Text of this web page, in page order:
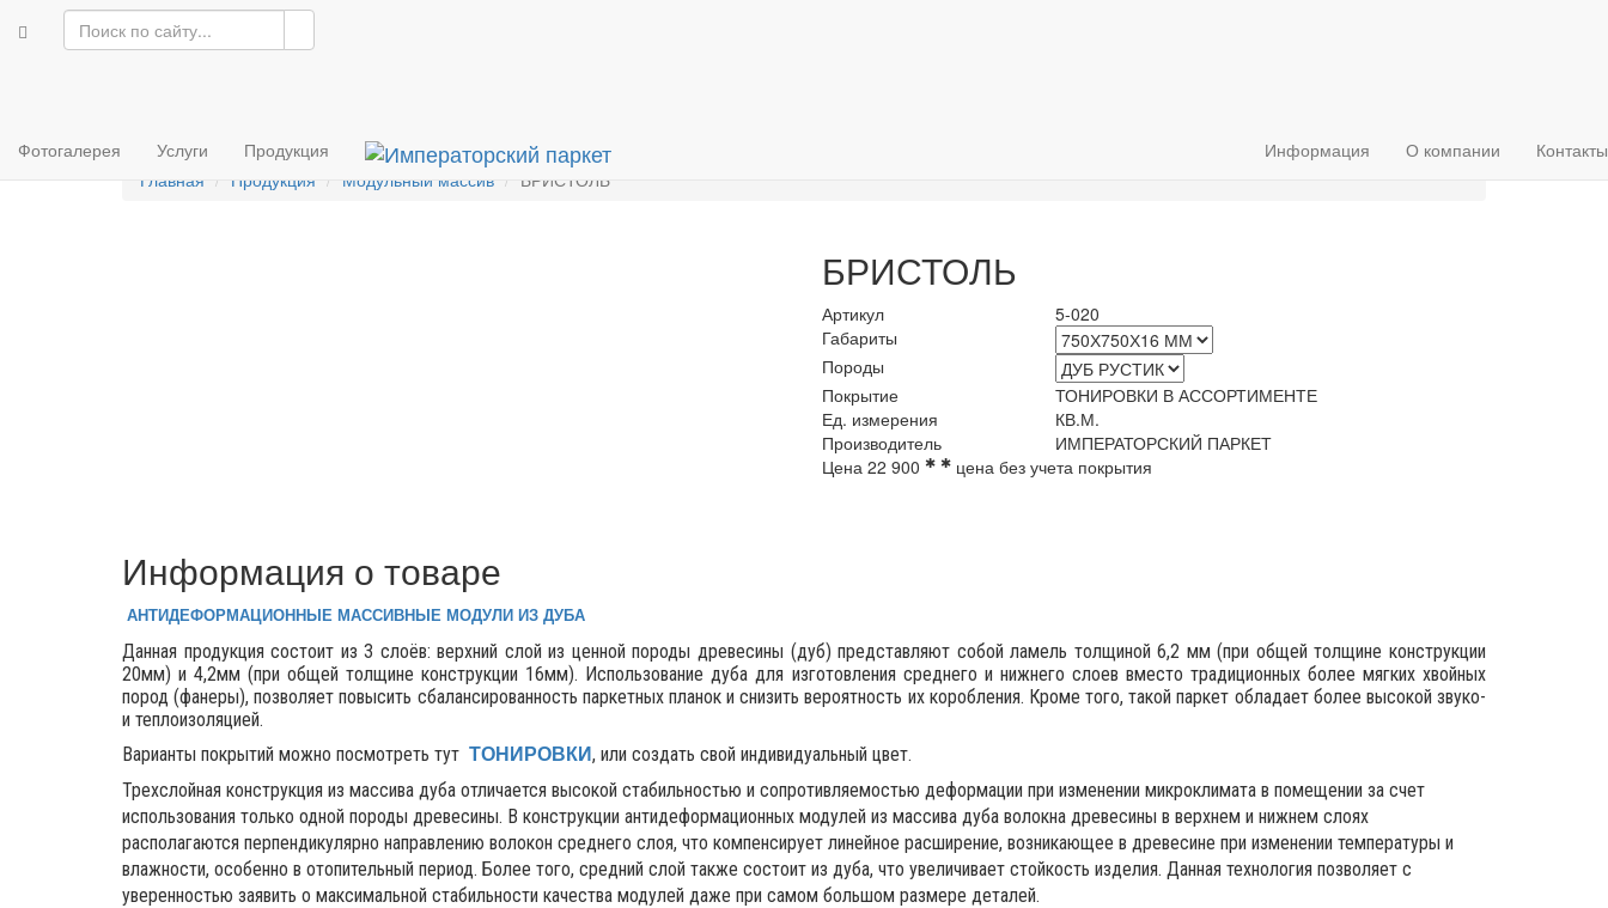
Фотогалерея Услуги Продукция Информация О компании Контакты
паркет
Главная Продукция Модульный массив БРИСТОЛЬ
БРИСТОЛЬ
Артикул
5-020
Габариты
Породы
Покрытие
ТОНИРОВКИ В АССОРТИМЕНТЕ
Ед. измерения
КВ.М.
Производитель
ИМПЕРАТОРСКИЙ ПАРКЕТ
Цена 22 900 ✱ ✱ цена без учета покрытия
Информация о товаре
АНТИДЕФОРМАЦИОННЫЕ МАССИВНЫЕ МОДУЛИ ИЗ ДУБА
Данная продукция состоит из 3 слоёв: верхний слой из ценной породы древесины (дуб) представляют собой ламель толщиной 6,2 мм (при общей толщине конструкции
20мм) и 4,2мм (при общей толщине конструкции 16мм). Использование дуба для изготовления среднего и нижнего слоев вместо традиционных более мягких хвойных
пород (фанеры), позволяет повысить сбалансированность паркетных планок и снизить вероятность их коробления. Кроме того, такой паркет обладает более высокой звуко-
и теплоизоляцией.
Варианты покрытий можно посмотреть тут ТОНИРОВКИ, или создать свой индивидуальный цвет.
Трехслойная конструкция из массива дуба отличается высокой стабильностью и сопротивляемостью деформации при изменении микроклимата в помещении за счет
использования только одной породы древесины. В конструкции антидеформационных модулей из массива дуба волокна древесины в верхнем и нижнем слоях
располагаются перпендикулярно направлению волокон среднего слоя, что компенсирует линейное расширение, возникающее в древесине при изменении температуры и
влажности, особенно в отопительный период. Более того, средний слой также состоит из дуба, что увеличивает стойкость изделия. Данная технология позволяет с
уверенностью заявить о максимальной стабильности качества модулей даже при самом большом размере деталей.